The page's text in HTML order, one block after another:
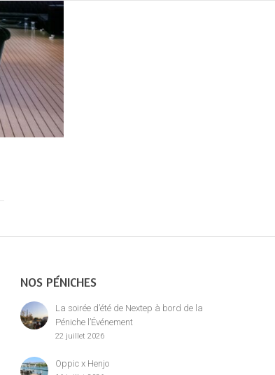
NOS PÉNICHES
La soirée d’été de Nextep à bord de la
Péniche l’Événement
22 juillet 2026
Oppic x Henjo